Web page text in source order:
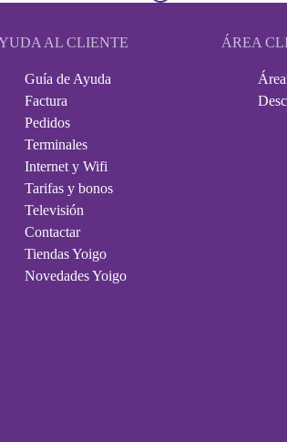
AL CLIENTE
Guía de Ayuda
Factura
Pedidos
Terminales
Internet y Wifi
Tarifas y bonos
Televisión
Contactar
Tiendas Yoigo
Novedades Yoigo
ÁREA